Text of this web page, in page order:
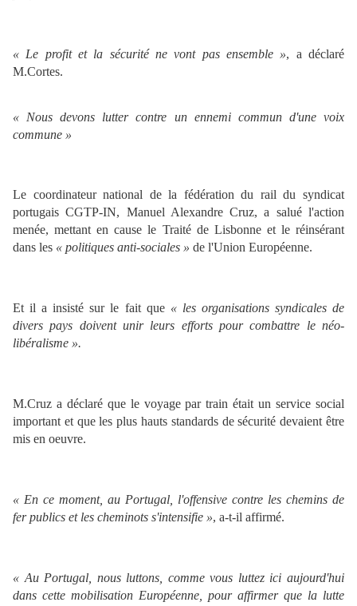
« Le profit et la sécurité ne vont pas ensemble », a déclaré
M.Cortes.
« Nous devons lutter contre un ennemi commun d'une voix
commune »
Le coordinateur national de la fédération du rail du syndicat
portugais CGTP-IN, Manuel Alexandre Cruz, a salué l'action
menée, mettant en cause le Traité de Lisbonne et le réinsérant
dans les « politiques anti-sociales » de l'Union Européenne.
Et il a insisté sur le fait que « les organisations syndicales de
divers pays doivent unir leurs efforts pour combattre le néo-
libéralisme ».
M.Cruz a déclaré que le voyage par train était un service social
important et que les plus hauts standards de sécurité devaient être
mis en oeuvre.
« En ce moment, au Portugal, l'offensive contre les chemins de
fer publics et les cheminots s'intensifie », a-t-il affirmé.
« Au Portugal, nous luttons, comme vous luttez ici aujourd'hui
dans cette mobilisation Européenne, pour affirmer que la lutte